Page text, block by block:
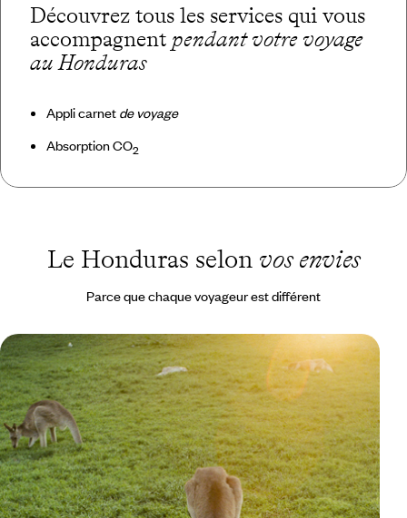
Découvrez tous les services qui vous
accompagnent pendant votre voyage
au Honduras
Appli carnet de voyage
Absorption CO2
Le Honduras selon vos envies
Parce que chaque voyageur est différent